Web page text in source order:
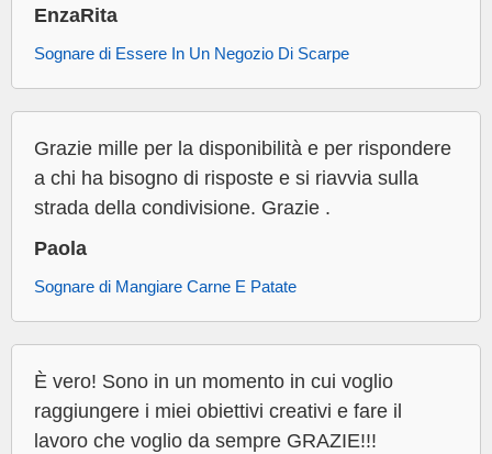
EnzaRita
Sognare di Essere In Un Negozio Di Scarpe
Grazie mille per la disponibilità e per rispondere
a chi ha bisogno di risposte e si riavvia sulla
strada della condivisione. Grazie .
Paola
Sognare di Mangiare Carne E Patate
È vero! Sono in un momento in cui voglio
raggiungere i miei obiettivi creativi e fare il
lavoro che voglio da sempre GRAZIE!!!